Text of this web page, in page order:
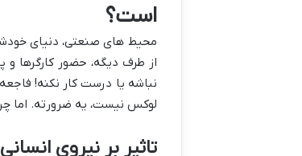
است؟
محیط های صنعتی، دنیای
از طرف دیگه، حضور کارگرها
نباشه یا درست کار نکنه!
لوکس نیست، یه ضرورته. اما
تاثیر بر نیروی